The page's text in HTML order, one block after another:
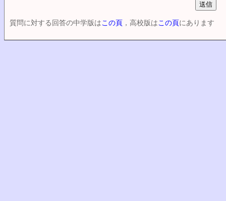
質問に対する回答の中学版はこの頁 ，高校版はこの頁にあります